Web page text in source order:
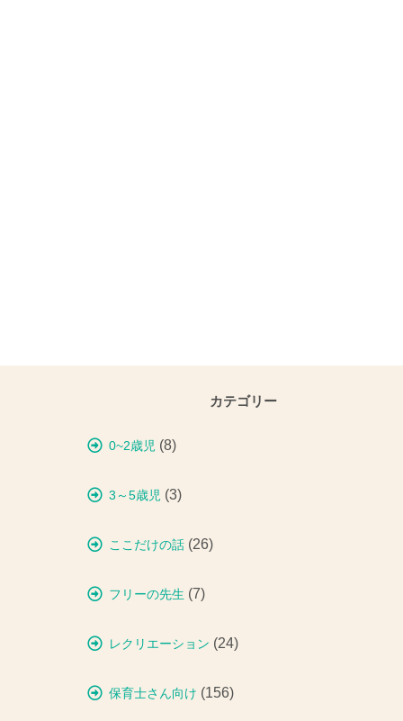
カテゴリー
0~2歳児 (8)
3～5歳児 (3)
ここだけの話 (26)
フリーの先生 (7)
レクリエーション (24)
保育士さん向け (156)